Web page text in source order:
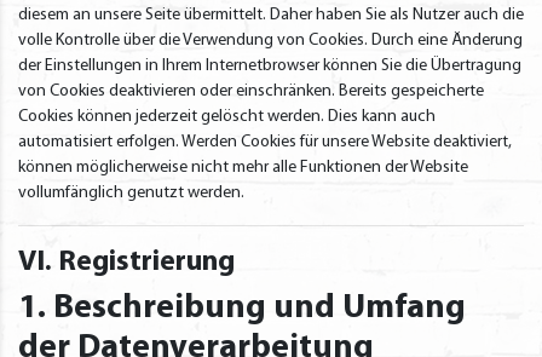
diesem an unsere Seite übermittelt. Daher haben Sie als Nutzer auch die
volle Kontrolle über die Verwendung von Cookies. Durch eine Änderung
der Einstellungen in Ihrem Internetbrowser können Sie die Übertragung
von Cookies deaktivieren oder einschränken. Bereits gespeicherte
Cookies können jederzeit gelöscht werden. Dies kann auch
automatisiert erfolgen. Werden Cookies für unsere Website deaktiviert,
können möglicherweise nicht mehr alle Funktionen der Website
vollumfänglich genutzt werden.
VI. Registrierung
1. Beschreibung und Umfang
der Datenverarbeitung